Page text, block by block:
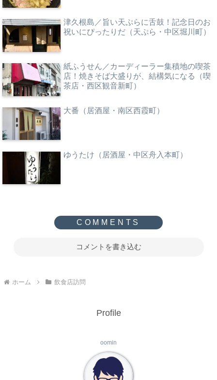
津久根島／旨い天ぷらに舌鼓！記念日のお
祝いにぴったりだ（天ぷら・中区堀川町）
紙ふうせん／カーディーラー集積地の喫茶
店！焼きそば大盛りが、結構気になる（喫
茶店・西区観音新町）
大番（居酒屋・南区西霞町）
ゆうたけ（居酒屋・中区舟入本町）
コメントを書き込む
ホーム 飲食店訪問
Profile
oomin